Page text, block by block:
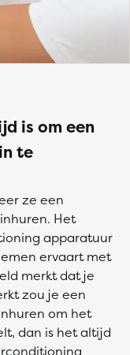
is om een
te
ze een
Het
apparatuur
ervaart met
merkt dat je
zou je een
om het
dan is het altijd